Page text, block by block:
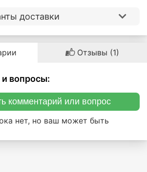
доставки
Отзывы (1)
вопросы:
комментарий или вопрос
нет, но ваш может быть